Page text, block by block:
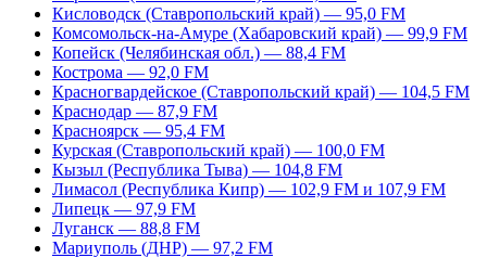
Кисловодск (Ставропольский край) — 95,0 FM
Комсомольск-на-Амуре (Хабаровский край) — 99,9 FM
Копейск (Челябинская обл.) — 88,4 FM
Кострома — 92,0 FM
Красногвардейское (Ставропольский край) — 104,5 FM
Краснодар — 87,9 FM
Красноярск — 95,4 FM
Курская (Ставропольский край) — 100,0 FM
Кызыл (Республика Тыва) — 104,8 FM
Лимасол (Республика Кипр) — 102,9 FM и 107,9 FM
Липецк — 97,9 FM
Луганск — 88,8 FM
Мариуполь (ДНР) — 97,2 FM